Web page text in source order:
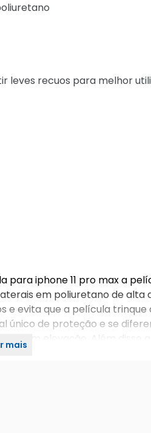
leves recuos para melhor
iphone 11 pro max a
em poliuretano de alta
evita que a película trinque
único de proteção e se
elevação. Além disso
mais